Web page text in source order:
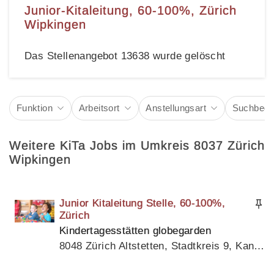
Junior-Kitaleitung, 60-100%, Zürich
Wipkingen
Das Stellenangebot 13638 wurde gelöscht
Funktion Arbeitsort Anstellungsart
Weitere KiTa Jobs im Umkreis 8037 Zürich
Wipkingen
Junior Kitaleitung Stelle, 60-100%,
Zürich
Kindertagesstätten globegarden
8048 Zürich Altstetten, Stadtkreis 9, Kanton Zürich